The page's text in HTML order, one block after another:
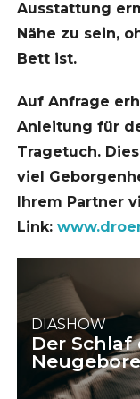
Ausstattung
Nähe zu sein,
Bett ist.
Auf Anfrage
Anleitung für
Tragetuch.
viel
Ihrem Partner
Link:
DIASHOW
Der Schlaf